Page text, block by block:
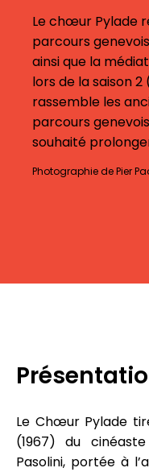
Le chœur Pylade
parcours
ainsi que la
lors de la saison
rassemble les
parcours
souhaité
Photographie de Pier
Le Chœur Pylade
(1967) du
Pasolini, portée à